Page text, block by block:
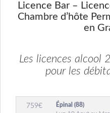
Licence Bar –
Chambre d’hôte
en
Les licences alcool
pour les
759€
Épinal (88)